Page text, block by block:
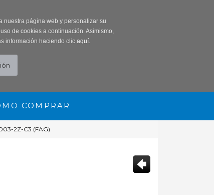
nuestra página web y personalizar su
de cookies a continuación. Asimismo,
información haciendo clic aquí.
COMPRAR
2Z-C3 (FAG)